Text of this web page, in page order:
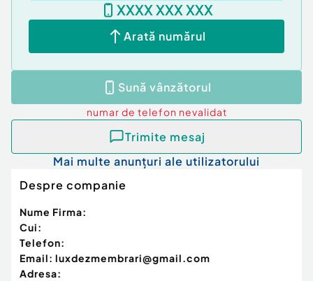
XXXX XXX XXX
Arată numărul
Sună vânzătorul
numar de telefon nevalidat
Trimite mesaj
Mai multe anunțuri ale utilizatorului
Despre companie
Nume Firma:
Cui:
Telefon:
Email: luxdezmembrari@gmail.com
Adresa: